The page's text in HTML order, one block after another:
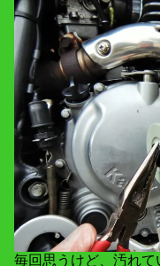
毎回思うけど、汚れ